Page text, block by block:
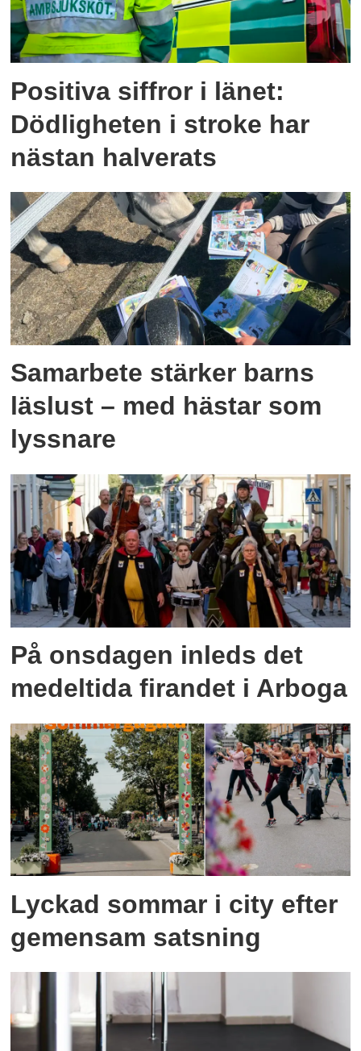
Positiva siffror i länet:
Dödligheten i stroke har
nästan halverats
Samarbete stärker barns
läslust – med hästar som
lyssnare
På onsdagen inleds det
medeltida firandet i Arboga
Lyckad sommar i city efter
gemensam satsning